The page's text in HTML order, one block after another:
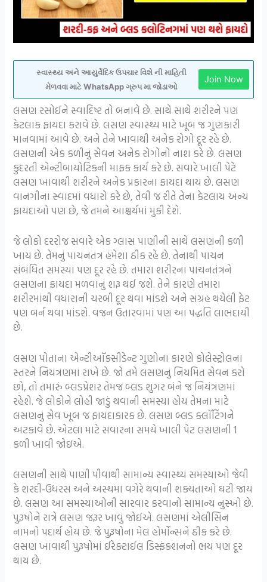
સ્વાસ્થ્ય અને આયુર્વેદિક ઉપચાર વિશે ની માહિતી
મેળવવા માટે WhatsApp ગ્રુપ મા જોડાઓ
Join Now
લસણ રસોઈને સ્વાદિષ્ટ તો બનાવે છે. સાથે સાથે શરીરને પણ
કેટલાક ફાયદા કરાવે છે. લસણ સ્વાસ્થ્ય માટે ખૂબ જ ગુણકારી
માનવામાં આવે છે. અને તેને ખાવાથી અનેક રોગો દૂર રહે છે.
લસણની એક કળીનું સેવન અનેક રોગોનો નાશ કરે છે. લસણ
કુદરતી એન્ટીબાયોટિકની માફક કાર્ય કરે છે. સવારે ખાલી પેટે
લસણ ખાવાથી શરીરને અનેક પ્રકારના ફાયદા થાય છે. લસણ
વાનગીના સ્વાદમાં વધારો કરે છે, તેવી જ રીતે તેના કેટલાય અન્ય
ફાયદાઓ પણ છે, જે તમને આશ્ચર્યમાં મુકી દેશે.
જે લોકો દરરોજ સવારે એક ગ્લાસ પાણીની સાથે લસણની કળી
ખાય છે. તેમનું પાચનતંત્ર હંમેશા ઠીક રહે છે. તેનાથી પાચન
સંબંધિત સમસ્યા પણ દૂર રહે છે. તમારા શરીરના પાચનતંત્રને
લસણના ફાયદા મળવાનું શરૂ થઈ જશે. તેને કારણે તમારા
શરીરમાંથી વધારાની ચરબી દૂર થવા માંડશે અને સંગ્રહ થયેલી ફેટ
પણ બર્ન થવા માંડશે. વજન ઉતારવામાં પણ આ પદ્ધતિ લાભદાયી
છે.
લસણ પોતાના એન્ટીઑક્સીડેન્ટ ગુણોના કારણે કોલેસ્ટ્રોલના
સ્તરને નિયંત્રણમાં રાખે છે. જો તમે લસણનું નિયમિત સેવન કરો
છો, તો તમારું બ્લડપ્રેશર તેમજ બ્લડ શુગર બંને જ નિયંત્રણમાં
રહેશે. જે લોકોને લોહી જાડું થવાની સમસ્યા હોય તેમના માટે
લસણનું સેવ ખૂબ જ ફાયદાકારક છે. લસણ બ્લડ ક્લૉટિંગને
અટકાવે છે. એટલા માટે સવારના સમયે ખાલી પેટ લસણની 1
કળી ખાવી જોઇએ.
લસણની સાથે પાણી પીવાથી સામાન્ય સ્વાસ્થ્ય સમસ્યાઓ જેવી
કે શરદી-ઉધરસ અને અસ્થમા વગેરે થવાની શક્યતાઓ ઘટી જાય
છે. લસણ આ સમસ્યાઓની સારવાર કરવાનો સામાન્ય નુસ્ખો છે.
પુરૂષોને રાત્રે લસણ જરૂર ખાવું જોઈએ. લસણમાં એલીસિન
નામનો પદાર્થ હોય છે. જે પુરૂષોના મેલ હોર્મોન્સને ઠીક કરે છે.
લસણ ખાવાથી પુરૂષોમાં ઈરેક્ટાઈલ ડિસ્ફંક્શનનો ભય પણ દૂર
થાય છે.